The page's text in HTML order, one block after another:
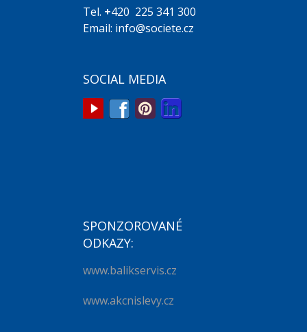
Tel. +420 225 341 300
Email: info@societe.cz
SOCIAL MEDIA
SPONZOROVANÉ
ODKAZY:
www.balikservis.cz
www.akcnislevy.cz